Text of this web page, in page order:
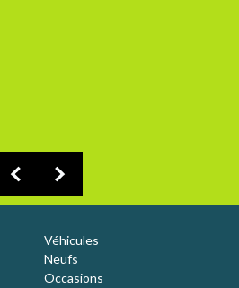
Véhicules
Neufs
Occasions